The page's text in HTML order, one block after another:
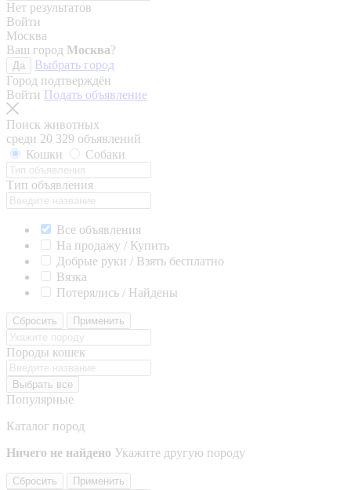
Нет результатов
Войти
Москва
Ваш город Москва?
Да
Выбрать город
Город подтверждён
Войти Подать объявление
Поиск животных
среди 20 329 объявлений
Кошки
Собаки
Тип объявления
Все объявления
На продажу / Купить
Добрые руки / Взять бесплатно
Вязка
Потерялись / Найдены
Сбросить Применить
Породы кошек
Выбрать все
Популярные
Каталог пород
Ничего не найдено Укажите другую породу
Сбросить Применить